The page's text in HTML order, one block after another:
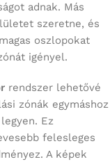
adnak. Más
szeretne, és
oszlopokat
igényel.
rendszer lehetővé
zónák egymáshoz
Ez
felesleges
A képek